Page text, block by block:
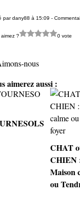
par dany88 à 15:09 -
aimez ? 0 vote
nous
aimerez aussi :
CHAT
CHIEN
Maison
ou